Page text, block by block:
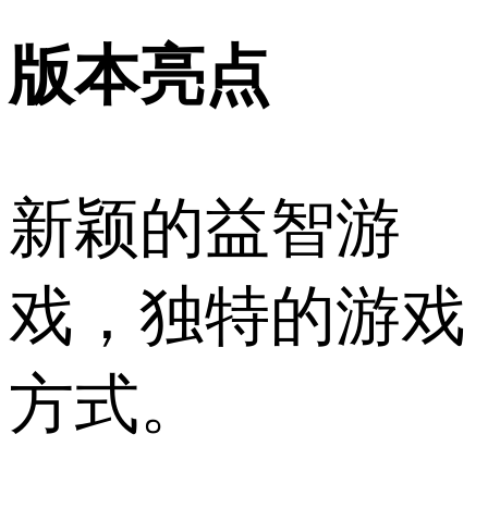
版本亮点
新颖的益智游
戏，独特的游戏
方式。